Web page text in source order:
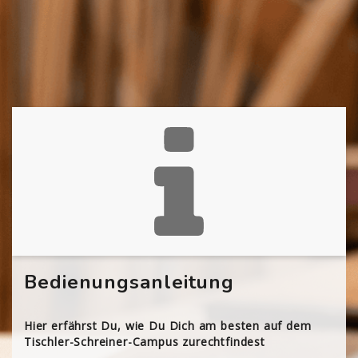
Bedienungsanleitung
Hier erfährst Du, wie Du Dich am besten auf dem
Tischler-Schreiner-Campus zurechtfindest